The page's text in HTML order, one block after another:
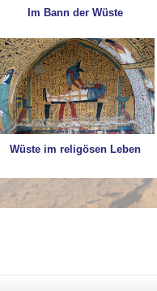
Im Bann der Wüste
Wüste im religösen Leben